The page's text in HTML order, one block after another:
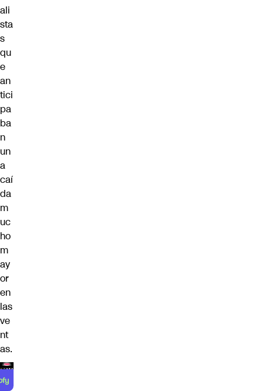
ali
sta
s
qu
e
an
tici
pa
ba
n
un
a
caí
da
m
uc
ho
m
ay
or
en
las
ve
nt
as.